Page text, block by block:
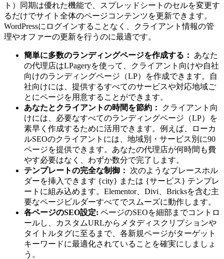
ト）同期は優れた機能で、スプレッドシートのセルを変更す
るだけでサイト全体のページコンテンツを更新できます。
WordPressにログインすることなく、クライアント情報の管
理やオファーの更新を行うのに最適です。
簡単に多数のランディングページを作成する：
あなた
の代理店はLPageryを使って、クライアント向けや自社
向けのランディングページ（LP）を作成できます。自
社向けには、提供するすべてのサービスや対応地域ご
とにページを用意することができます。
あなたとクライアントの時間を節約：
クライアント向
けには、必要なすべてのランディングページ（LP）を
素早く作成するために活用できます。例えば、ローカ
ルSEOのクライアントには、地域別・サービス別に90
ページを提供できます。あなたの代理店が何時間も費
やす必要はなく、わずか数分で完了します。
テンプレートの完全な制御：
次のようなプレースホル
ダーを挿入できます {city} または {サービス} テンプレ
ートに組み込めます。Elementor、Divi、Bricksを含む主
要なページビルダーすべてでスムーズに動作します。
各ページのSEO設定: ページのSEOを細部までコントロ
ールし、カスタムURLからメタディスクリプションや
タイトルタグに至るまで、各新規ページがターゲット
キーワードに最適化されていることを確実にしましょ
う。